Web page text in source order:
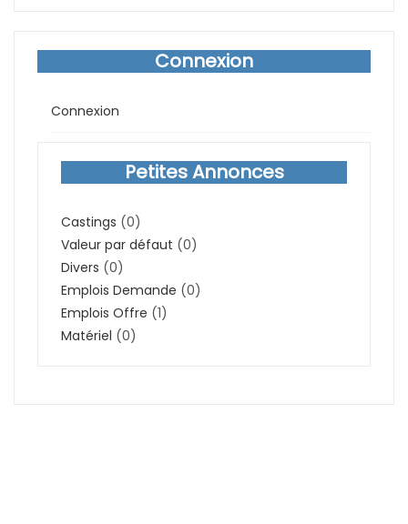
Connexion
Connexion
Petites Annonces
Castings (0)
Valeur par défaut (0)
Divers (0)
Emplois Demande (0)
Emplois Offre (1)
Matériel (0)